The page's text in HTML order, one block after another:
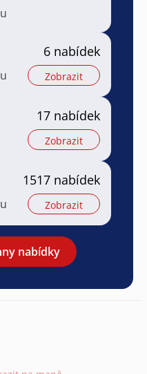
6 nabídek
Zobrazit
17 nabídek
Zobrazit
1517 nabídek
Zobrazit
nabídky